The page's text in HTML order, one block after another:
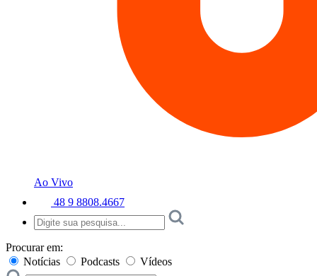
Ao Vivo
48 9 8808.4667
Procurar em:
Notícias
Podcasts Vídeos